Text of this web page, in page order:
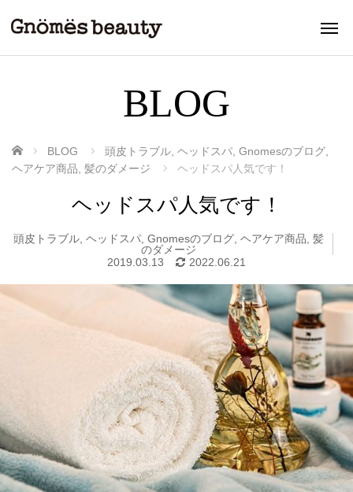
BLOG
ホーム BLOG 頭皮トラブル ヘッドスパ Gnomesのブログ
ヘアケア商品 髪のダメージ ヘッドスパ人気です！
ヘッドスパ人気です！
頭皮トラブル, ヘッドスパ, Gnomesのブログ, ヘアケア商品 髪
のダメージ
2019.03.13
2022.06.21